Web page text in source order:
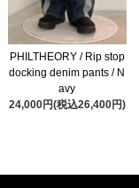
PHILTHEORY / Rip stop
docking denim pants / N
avy
24,000円(税込26,400円)